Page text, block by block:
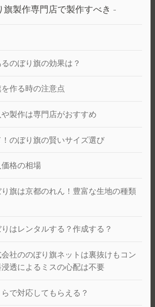
旗製作専門店で製作すべき
のぼり旗の効果は？
作る時の注意点
製作は専門店がおすすめ
のぼり旗の賢いサイズ選び
格の相場
旗は京都のれん！豊富な生地の種類
はレンタルする？作成する？
社ののぼり旗ネットは裏抜けもコン
浸透によるミスの心配は不要
で対応してもらえる？